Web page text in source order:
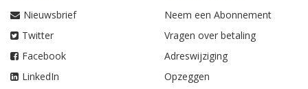
Nieuwsbrief
Twitter
Facebook
LinkedIn
Neem een Abonnement
Vragen over betaling
Adreswijziging
Opzeggen